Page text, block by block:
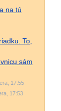
na tú
To,
sám
17:55
17:53